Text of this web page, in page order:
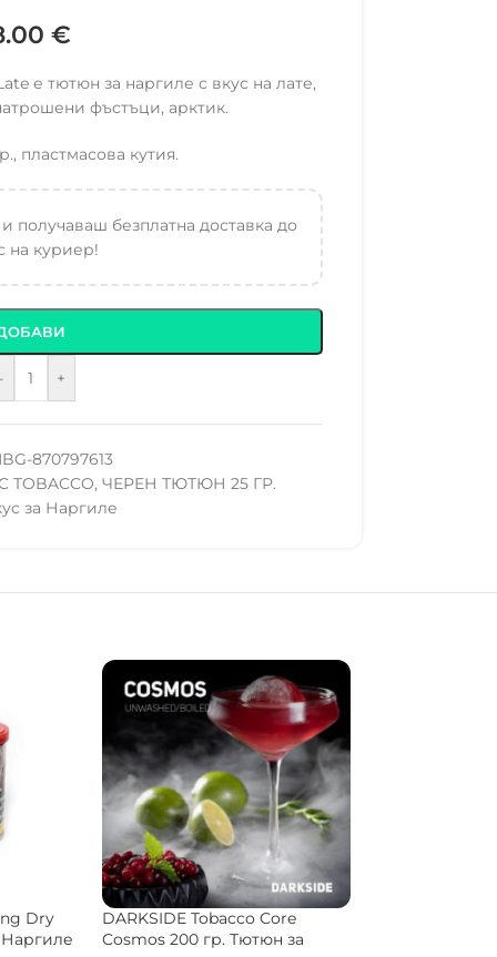
€
е тютюн за наргиле с вкус на лате,
фъстъци, арктик.
пластмасова кутия.
получаваш безплатна доставка до
на куриер!
- +
870797613
TOBACCO, ЧЕРЕН ТЮТЮН 25 ГР.
за Наргиле
200 гр.
Musthave Tobacco Unicorn
Treats 25 гр. Тютюн за